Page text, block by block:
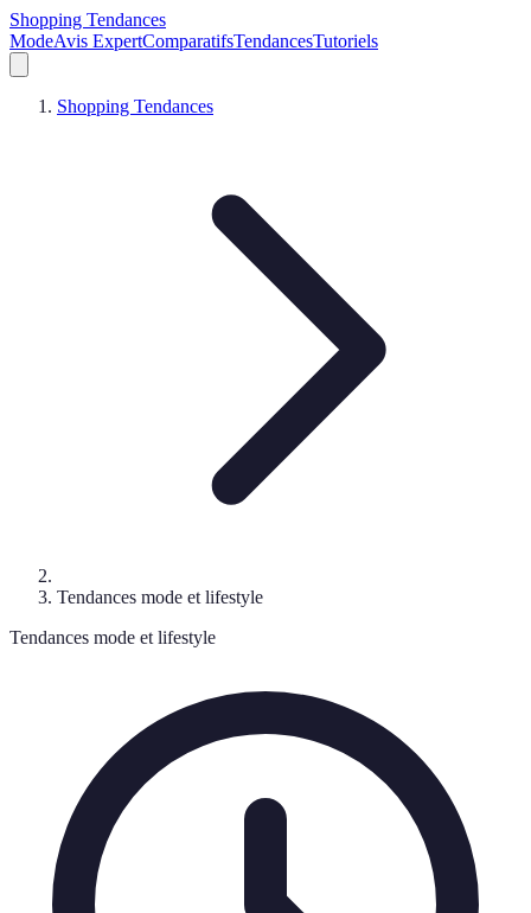
Shopping Tendances
ModeAvis ExpertComparatifsTendancesTutoriels
Shopping Tendances
Tendances mode et lifestyle
Tendances mode et lifestyle